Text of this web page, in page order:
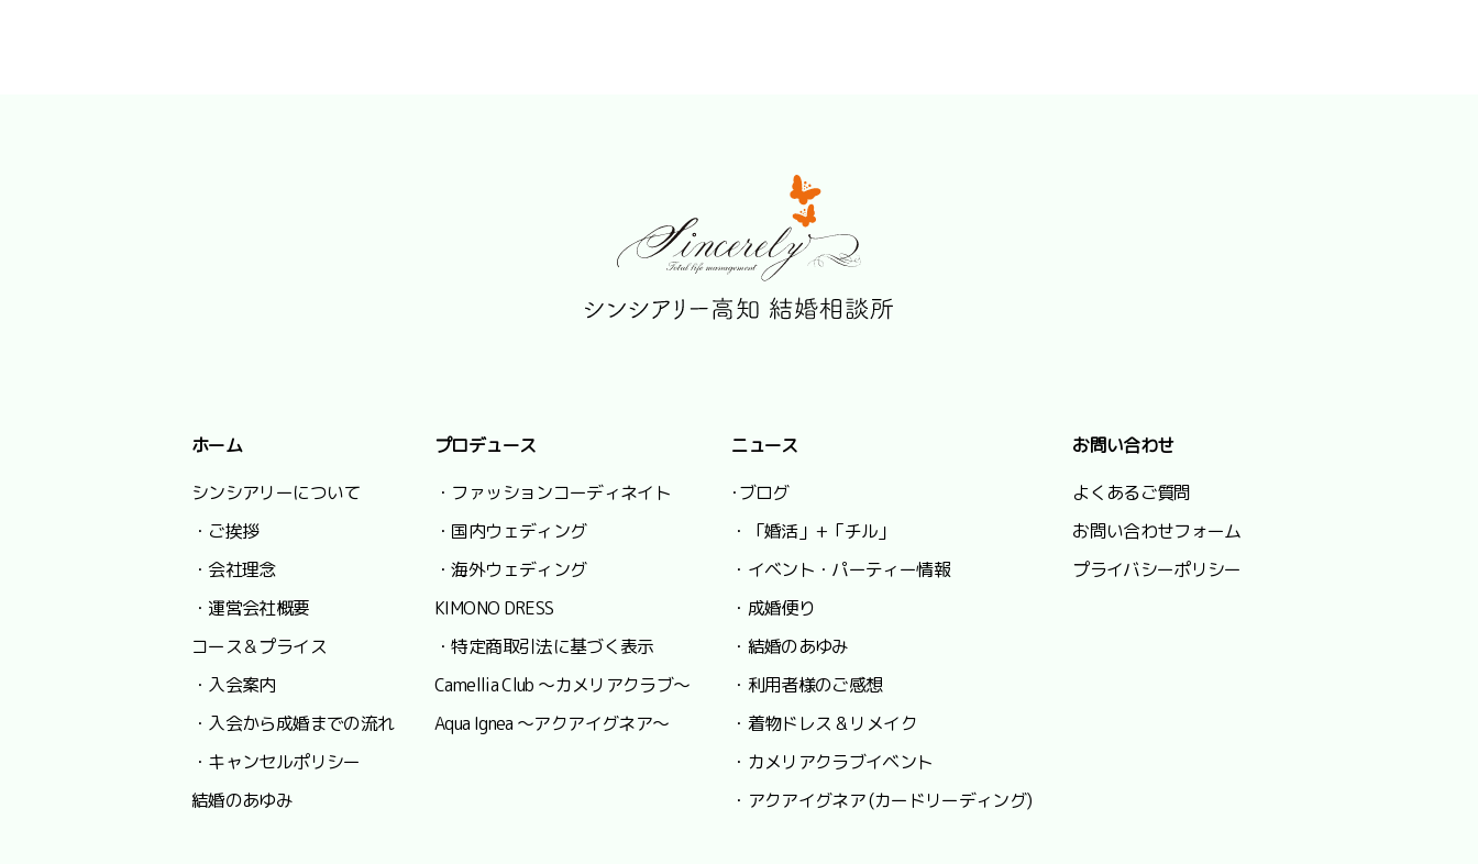
ホーム
シンシアリーについて
・ご挨拶
・会社理念
・運営会社概要
コース＆プライス
・入会案内
・入会から成婚までの流れ
・キャンセルポリシー
結婚のあゆみ
プロデュース
・ファッションコーディネイト
・国内ウェディング
・海外ウェディング
KIMONO DRESS
・特定商取引法に基づく表示
Camellia Club ～カメリアクラブ～
Aqua Ignea ～アクアイグネア～
ニュース
･ブログ
・「婚活」+「チル」
・イベント・パーティー情報
・成婚便り
・結婚のあゆみ
・利用者様のご感想
・着物ドレス & リメイク
・カメリアクラブイベント
・アクアイグネア (カードリーディング)
お問い合わせ
よくあるご質問
お問い合わせフォーム
プライバシーポリシー